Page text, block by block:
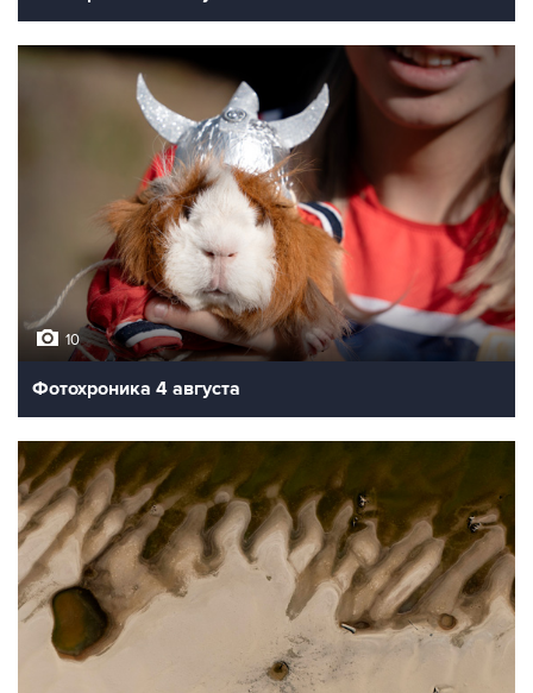
10
Фотохроника 4 августа